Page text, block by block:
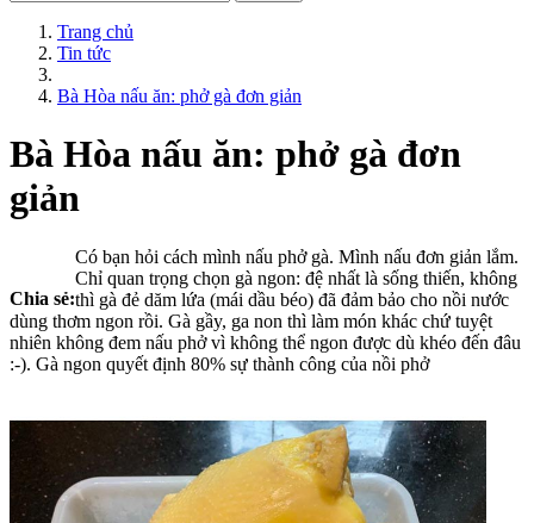
Trang chủ
Tin tức
Bà Hòa nấu ăn: phở gà đơn giản
Bà Hòa nấu ăn: phở gà đơn
giản
Chia sẻ:
Có bạn hỏi cách mình nấu phở gà. Mình nấu đơn giản lắm.
Chỉ quan trọng chọn gà ngon: đệ nhất là sống thiến, không
thì gà đẻ dăm lứa (mái dầu béo) đã đảm bảo cho nồi nước
dùng thơm ngon rồi. Gà gầy, ga non thì làm món khác chứ tuyệt
nhiên không đem nấu phở vì không thể ngon được dù khéo đến đâu
:-). Gà ngon quyết định 80% sự thành công của nồi phở